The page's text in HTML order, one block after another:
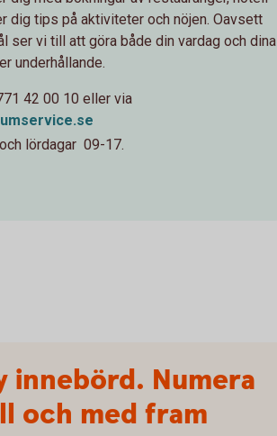
dig tips på aktiviteter och nöjen. Oavsett
ser vi till att göra både din vardag och dina
underhållande.
42 00 10 eller via
lördagar 09-17.
Numera
och med fram